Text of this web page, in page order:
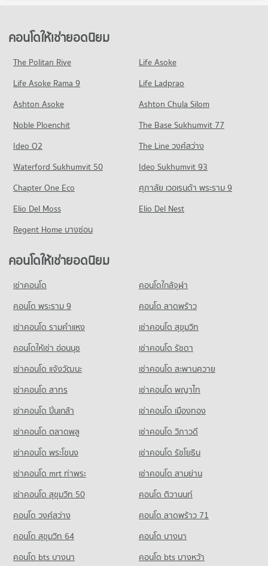
319 โครงการ
คอนโดให้เช่า วิทยาลัยพยาบาลบรมราชชนนีบำราศนราดูร
มีคอนโดให้เช่า 2,906 ประกาศ
มีคอนโดขาย 1,885 ประกาศ
คอนโด วิทยาลัยพยาบาลบรมราชชนนีนนทบุรี
451 โครงการ
คอนโดให้เช่า วิทยาลัยพยาบาลบรมราชชนนีนนทบุรี
มีคอนโดให้เช่า 4,885 ประกาศ
ขายคอนโด วิทยาลัยพยาบาลบรมราชชนนีนนทบุรี
มีคอนโดขาย 2,817 ประกาศ
คอนโด วิทยาลัยนักบริหาร
มีคอนโดให้เช่า 1,839 ประกาศ
ขายคอนโด วิทยาลัยนักบริหาร
มีคอนโดขาย 1,402 ประกาศ
คอนโด รร.วัดเสมียนนารี
มีคอนโดให้เช่า 2,339 ประกาศ
ขายคอนโด รร.วัดเสมียนนารี
มีคอนโดขาย 1,143 ประกาศ
101 โครงการ
คอนโดให้เช่า รร.มัธยมประชานิเวศน์
มีคอนโดขาย 821 ประกาศ
คอนโด รร.ราชวินิตบางเขน
63 โครงการ
คอนโดให้เช่า รร.ราชวินิตบางเขน
มีคอนโดให้เช่า 581 ประกาศ
ขายคอนโด รร.ราชวินิตบางเขน
คอนโด ตลาดพงษ์เพชร
มีคอนโดให้เช่า 982 ประกาศ
ขายคอนโด ตลาดพงษ์เพชร
176 โครงการ
คอนโดให้เช่า ตลาดบองมาร์เช่
มีคอนโดขาย 2,408 ประกาศ
คอนโด ตลาดประชานิเวศน์ 1
คอนโดให้เช่า ตลาดประชานิเวศน์ 1
มีคอนโดให้เช่า 6,447 ประกาศ
มีคอนโดขาย 2,359 ประกาศ
คอนโด เทสโก้โลตัส รัตนาธิเบศร์
451 โครงการ
คอนโดให้เช่า เทสโก้โลตัส รัตนาธิเบศร์
มีคอนโดให้เช่า 4,498 ประกาศ
ขายคอนโด เทสโก้โลตัส รัตนาธิเบศร์
มีคอนโดขาย 2,518 ประกาศ
คอนโด เทสโก้โลตัส พงษ์เพชร
คอนโดให้เช่า เทสโก้โลตัส พงษ์เพชร
มีคอนโดให้เช่า 3,522 ประกาศ
ขายคอนโด เทสโก้โลตัส พงษ์เพชร
มีคอนโดขาย 2,037 ประกาศ
254 โครงการ
คอนโดให้เช่า บิ๊กซี วงศ์สว่าง
คอนโดให้เช่า เขตหลักสี่
ขายคอนโด เขตหลักสี่
มีคอนโดขาย 440 ประกาศ
คอนโด เมืองนนทบุรี นนทบุรี
482 โครงการ
คอนโดให้เช่า เมืองนนทบุรี นนทบุรี
มีคอนโดให้เช่า 2,950 ประกาศ
ขายคอนโด เมืองนนทบุรี นนทบุรี
มีคอนโดขาย 1,558 ประกาศ
คอนโด ถนนงามวงศ์วาน
มีคอนโดให้เช่า 3,026 ประกาศ
ขายคอนโด ถนนงามวงศ์วาน
มีคอนโดขาย 1,600 ประกาศ
คอนโด แยกประชานิเวศน์
มีคอนโดให้เช่า 216 ประกาศ
ขายคอนโด แยกประชานิเวศน์
มีคอนโดขาย 215 ประกาศ
238 โครงการ
คอนโดให้เช่า ถนนประชาชื่น
มีคอนโดขาย 1,818 ประกาศ
คอนโด กระทรวงสาธารณสุข
141 โครงการ
คอนโดให้เช่า กระทรวงสาธารณสุข
มีคอนโดให้เช่า 1,586 ประกาศ
ขายคอนโด กระทรวงสาธารณสุข
คอนโด สำนักงานคณะกรรมการอาหารและยา
คอนโดให้เช่า รพ.ศรีธัญญา
มีคอนโดให้เช่า 1,881 ประกาศ
ขายคอนโด รพ.ศรีธัญญา
192 โครงการ
คอนโดให้เช่า รพ.วิภาวดี
มีคอนโดขาย 1,666 ประกาศ
คอนโด รพ.เกษมราษฎร์ ประชาชื่น
142 โครงการ
คอนโดให้เช่า รพ.เกษมราษฎร์ ประชาชื่น
มีคอนโดให้เช่า 3,506 ประกาศ
ขายคอนโด รพ.เกษมราษฎร์ ประชาชื่น
มีคอนโดขาย 1,933 ประกาศ
คอนโด รพ.โรคทรวงอก
210 โครงการ
คอนโดให้เช่า รพ.โรคทรวงอก
มีคอนโดให้เช่า 1,406 ประกาศ
ขายคอนโด รพ.โรคทรวงอก
มีคอนโดขาย 1,062 ประกาศ
คอนโดให้เช่ายอดนิยม
The Politan Rive
Life Asoke
Life Asoke Rama 9
Life Ladprao
Ashton Asoke
Ashton Chula Silom
Noble Ploenchit
The Base Sukhumvit 77
Ideo O2
The Line วงศ์สว่าง
Waterford Sukhumvit 50
Ideo Sukhumvit 93
Chapter One Eco
ศุภาลัย เวอเรนด้า พระราม 9
Elio Del Moss
Elio Del Nest
Regent Home บางซ่อน
คอนโดให้เช่ายอดนิยม
เช่าคอนโด
คอนโดใกล้จุฬา
คอนโด พระราม 9
คอนโด ลาดพร้าว
เช่าคอนโด รามคําแหง
เช่าคอนโด สุขุมวิท
คอนโดให้เช่า อ่อนนุช
เช่าคอนโด รัชดา
เช่าคอนโด แจ้งวัฒนะ
เช่าคอนโด สะพานควาย
เช่าคอนโด สาทร
เช่าคอนโด พญาไท
เช่าคอนโด ปิ่นเกล้า
เช่าคอนโด เมืองทอง
เช่าคอนโด ตลาดพลู
เช่าคอนโด วิภาวดี
เช่าคอนโด พระโขนง
เช่าคอนโด รัชโยธิน
เช่าคอนโด mrt ท่าพระ
เช่าคอนโด สามย่าน
เช่าคอนโด สุขุมวิท 50
คอนโด ติวานนท์
คอนโด วงศ์สว่าง
คอนโด ลาดพร้าว 71
คอนโด สุขุมวิท 64
คอนโด บางนา
คอนโด bts บางนา
คอนโด bts บางหว้า